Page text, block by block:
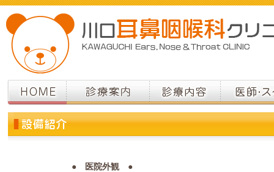
● 医院外観 ●